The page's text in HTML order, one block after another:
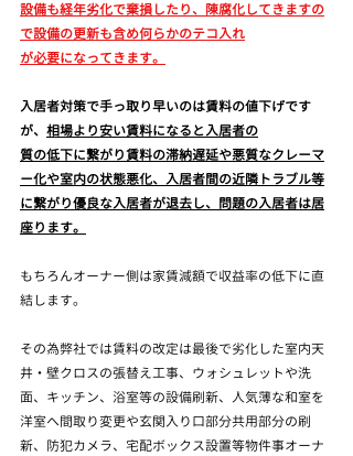
設備も経年劣化で棄損したり、陳腐化してきますの
で設備の更新も含め何らかのテコ入れ
が必要になってきます。
入居者対策で手っ取り早いのは賃料の値下げです
が、 相場より安い賃料になると入居者の
質の低下に繋がり賃料の滞納遅延や悪質なクレーマ
ー化や室内の状態悪化、入居者間の近隣トラブル等
に繋がり優良な入居者が退去し、問題の入居者は居
座ります。
もちろんオーナー側は家賃減額で収益率の低下に直
結します。
その為弊社では賃料の改定は最後で劣化した室内天
井・壁クロスの張替え工事、ウォシュレットや洗
面、キッチン、浴室等の設備刷新、人気薄な和室を
洋室へ間取り変更や玄関入り口部分共用部分の刷
新、防犯カメラ、宅配ボックス設置等物件事オーナ